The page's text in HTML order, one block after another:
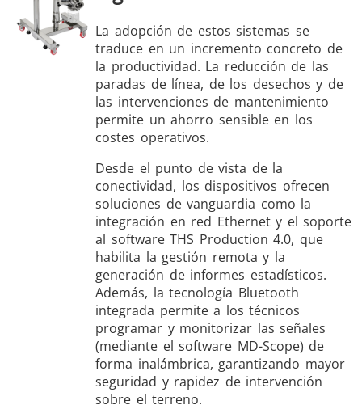
La adopción de estos sistemas se
traduce en un incremento concreto de
la productividad. La reducción de las
paradas de línea, de los desechos y de
las intervenciones de mantenimiento
permite un ahorro sensible en los
costes operativos.
Desde el punto de vista de la
conectividad, los dispositivos ofrecen
soluciones de vanguardia como la
integración en red Ethernet y el soporte
al software THS Production 4.0, que
habilita la gestión remota y la
generación de informes estadísticos.
Además, la tecnología Bluetooth
integrada permite a los técnicos
programar y monitorizar las señales
(mediante el software MD-Scope) de
forma inalámbrica, garantizando mayor
seguridad y rapidez de intervención
sobre el terreno.